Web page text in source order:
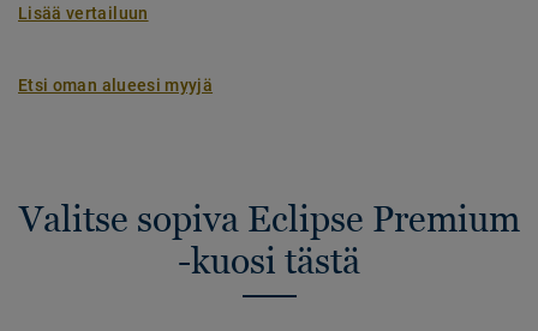
Lisää vertailuun
Etsi oman alueesi myyjä
Valitse sopiva Eclipse Premium
-kuosi tästä